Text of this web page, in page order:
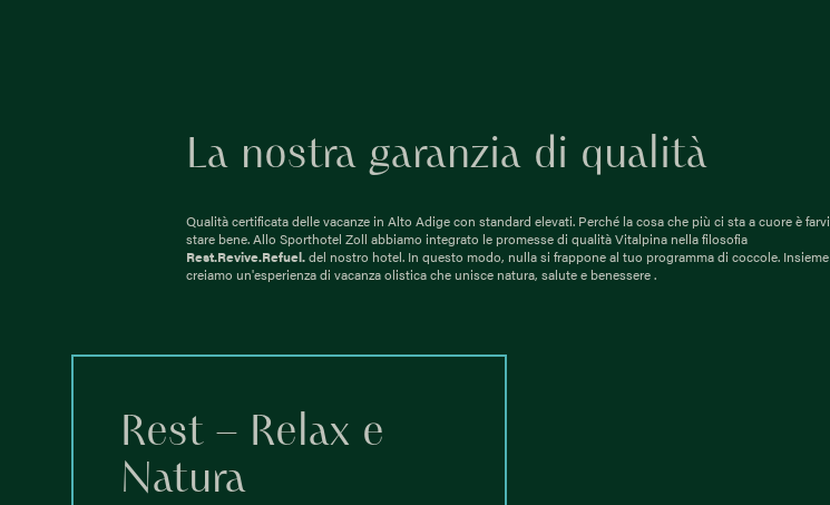
La nostra garanzia di qualità
Qualità certificata delle vacanze in Alto Adige con standard elevati. Perché la cosa che più ci sta a cuore è farvi
stare bene. Allo Sporthotel Zoll abbiamo integrato le promesse di qualità Vitalpina nella filosofia
Rest.Revive.Refuel.del nostro hotel. In questo modo, nulla si frappone al tuo programma di coccole. Insieme
creiamo un'esperienza di vacanza olistica che unisce natura, salute e benessere .
Rest – Relax e
Natura